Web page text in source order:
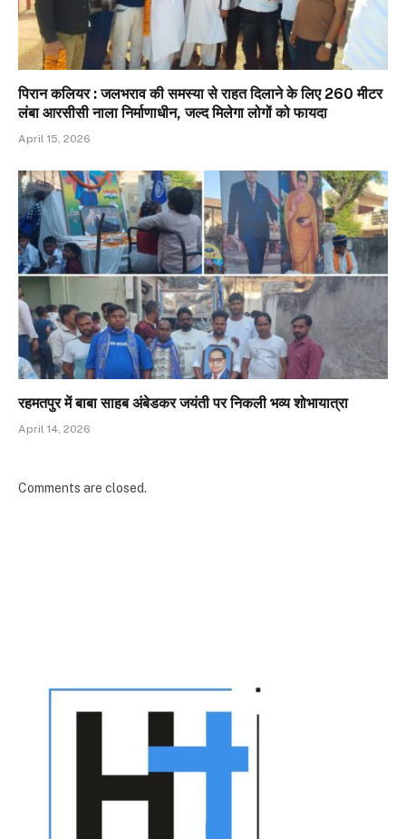
पिरान कलियर : जलभराव की समस्या से राहत दिलाने के लिए 260 मीटर
लंबा आरसीसी नाला निर्माणाधीन, जल्द मिलेगा लोगों को फायदा
April 15, 2026
रहमतपुर में बाबा साहब अंबेडकर जयंती पर निकली भव्य शोभायात्रा
April 14, 2026
Comments are closed.